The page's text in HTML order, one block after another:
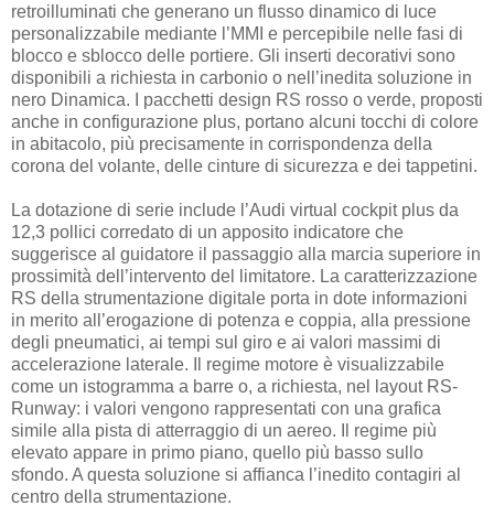
retroilluminati che generano un flusso dinamico di luce
personalizzabile mediante l’MMI e percepibile nelle fasi di
blocco e sblocco delle portiere. Gli inserti decorativi sono
disponibili a richiesta in carbonio o nell’inedita soluzione in
nero Dinamica. I pacchetti design RS rosso o verde, proposti
anche in configurazione plus, portano alcuni tocchi di colore
in abitacolo, più precisamente in corrispondenza della
corona del volante, delle cinture di sicurezza e dei tappetini.
La dotazione di serie include l’Audi virtual cockpit plus da
12,3 pollici corredato di un apposito indicatore che
suggerisce al guidatore il passaggio alla marcia superiore in
prossimità dell’intervento del limitatore. La caratterizzazione
RS della strumentazione digitale porta in dote informazioni
in merito all’erogazione di potenza e coppia, alla pressione
degli pneumatici, ai tempi sul giro e ai valori massimi di
accelerazione laterale. Il regime motore è visualizzabile
come un istogramma a barre o, a richiesta, nel layout RS-
Runway: i valori vengono rappresentati con una grafica
simile alla pista di atterraggio di un aereo. Il regime più
elevato appare in primo piano, quello più basso sullo
sfondo. A questa soluzione si affianca l’inedito contagiri al
centro della strumentazione.